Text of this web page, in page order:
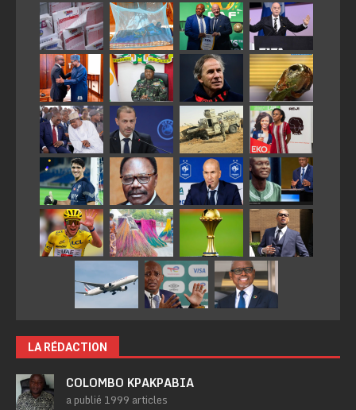
LA RÉDACTION
COLOMBO KPAKPABIA
a publié 1999 articles